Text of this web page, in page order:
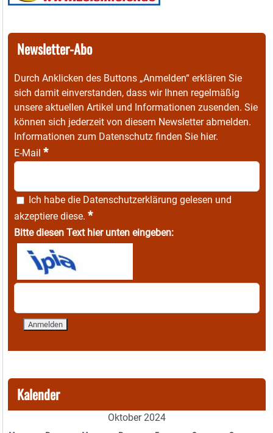
Newsletter-Abo
Durch Anklicken des Buttons „Anmelden“ erklären Sie
sich damit einverstanden, dass wir Ihnen regelmäßig
unsere aktuellen Artikel und Informationen zusenden. Sie
können sich jederzeit von diesem Newsletter abmelden.
Informationen zum Datenschutz finden Sie hier.
E-Mail *
Ich habe die Datenschutzerklärung gelesen und
akzeptiere diese. *
Bitte diesen Text hier unten eingeben:
Kalender
Oktober 2024